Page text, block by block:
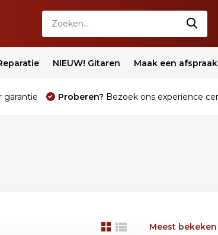
NIEUW! Gitaren Maak een afspraak
garantie Proberen? Bezoek ons experience
Meest bekeken